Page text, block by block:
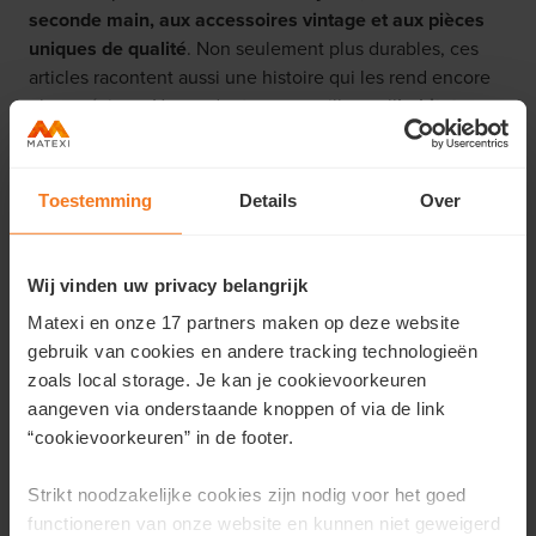
Toestemming Details Over
Wij vinden uw privacy belangrijk
Matexi en onze 17 partners maken op deze website
gebruik van cookies en andere tracking technologieën
zoals local storage. Je kan je cookievoorkeuren
aangeven via onderstaande knoppen of via de link
“cookievoorkeuren” in de footer.
Strikt noodzakelijke cookies zijn nodig voor het goed
functioneren van onze website en kunnen niet geweigerd
seconde main, aux accessoires vintage et aux pièces
uniques de qualité. Non seulement plus durables, ces
articles racontent aussi une histoire qui les rend encore
plus spéciaux. Nous adoptons, par ailleurs, l’habitat
flexible
, agrémenté d’un mobilier
permet de basculer plus facilement entre un salon et un